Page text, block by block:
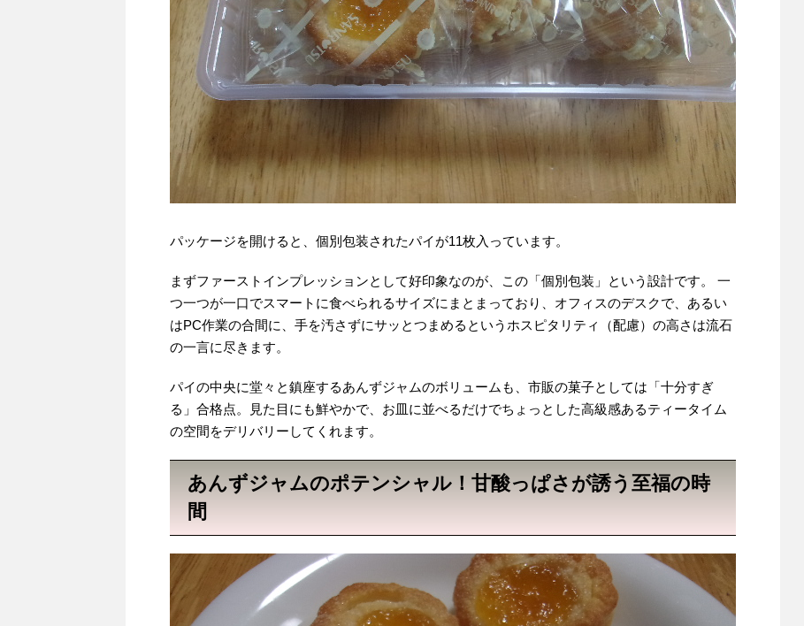
パッケージを開けると、個別包装されたパイが11枚入っています。
まずファーストインプレッションとして好印象なのが、この「個別包装」という設計です。 一
つ一つが一口でスマートに食べられるサイズにまとまっており、オフィスのデスクで、あるい
はPC作業の合間に、手を汚さずにサッとつまめるというホスピタリティ（配慮）の高さは流石
の一言に尽きます。
パイの中央に堂々と鎮座するあんずジャムのボリュームも、市販の菓子としては「十分すぎ
る」合格点。見た目にも鮮やかで、お皿に並べるだけでちょっとした高級感あるティータイム
の空間をデリバリーしてくれます。
あんずジャムのポテンシャル！甘酸っぱさが誘う至福の時
間